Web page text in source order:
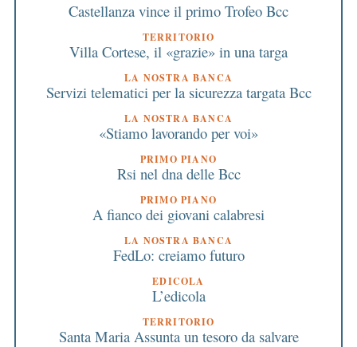
Castellanza vince il primo Trofeo Bcc
TERRITORIO
Villa Cortese, il «grazie» in una targa
LA NOSTRA BANCA
Servizi telematici per la sicurezza targata Bcc
LA NOSTRA BANCA
«Stiamo lavorando per voi»
PRIMO PIANO
Rsi nel dna delle Bcc
PRIMO PIANO
A fianco dei giovani calabresi
LA NOSTRA BANCA
FedLo: creiamo futuro
EDICOLA
L’edicola
TERRITORIO
Santa Maria Assunta un tesoro da salvare